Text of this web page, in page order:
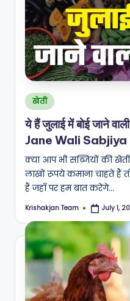
Posted
in
खेती
ये हैं जुलाई में बोई जाने
Jane Wali Sabjiya
क्या आप भी सब्जियों की
लाखों रूपये कमाना चाहते हैं
हैं जहाँ पर हम बात करेंगे…
Posted
Krishakjan Team July 1,